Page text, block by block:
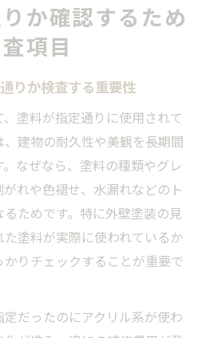
か確認するため
項目
りか検査する重要性
塗料が指定通りに使用されて
建物の耐久性や美観を長期間
なぜなら、塗料の種類やグレ
れや色褪せ、水漏れなどのト
ためです。特に外壁塗装の見
塗料が実際に使われているか
りチェックすることが重要で
だったのにアクリル系が使わ